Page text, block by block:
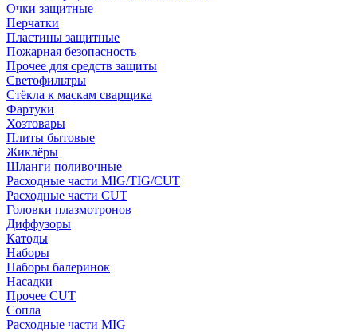
Очки защитные
Перчатки
Пластины защитные
Пожарная безопасность
Прочее для средств защиты
Светофильтры
Стёкла к маскам сварщика
Фартуки
Хозтовары
Плиты бытовые
Жиклёры
Шланги поливочные
Расходные части MIG/TIG/CUT
Расходные части CUT
Головки плазмотронов
Диффузоры
Катоды
Наборы
Наборы балеринок
Насадки
Прочее CUT
Сопла
Расходные части MIG